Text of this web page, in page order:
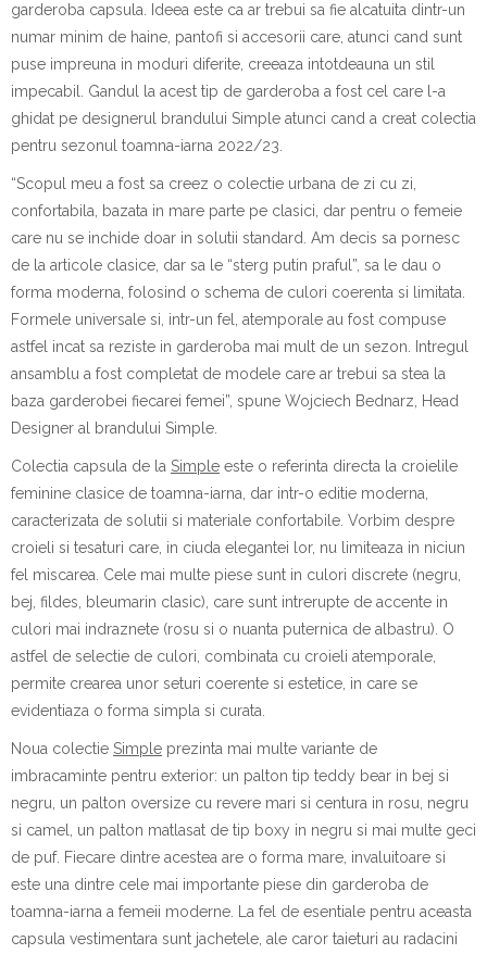
garderoba capsula. Ideea este ca ar trebui sa fie alcatuita dintr-un
numar minim de haine, pantofi si accesorii care, atunci cand sunt
puse impreuna in moduri diferite, creeaza intotdeauna un stil
impecabil. Gandul la acest tip de garderoba a fost cel care l-a
ghidat pe designerul brandului Simple atunci cand a creat colectia
pentru sezonul toamna-iarna 2022/23.
“Scopul meu a fost sa creez o colectie urbana de zi cu zi,
confortabila, bazata in mare parte pe clasici, dar pentru o femeie
care nu se inchide doar in solutii standard. Am decis sa pornesc
de la articole clasice, dar sa le “sterg putin praful”, sa le dau o
forma moderna, folosind o schema de culori coerenta si limitata.
Formele universale si, intr-un fel, atemporale au fost compuse
astfel incat sa reziste in garderoba mai mult de un sezon. Intregul
ansamblu a fost completat de modele care ar trebui sa stea la
baza garderobei fiecarei femei” , spune Wojciech Bednarz, Head
Designer al brandului Simple.
Colectia capsula de la Simple este o referinta directa la croielile
feminine clasice de toamna-iarna, dar intr-o editie moderna,
caracterizata de solutii si materiale confortabile. Vorbim despre
croieli si tesaturi care, in ciuda elegantei lor, nu limiteaza in niciun
fel miscarea. Cele mai multe piese sunt in culori discrete (negru,
bej, fildes, bleumarin clasic), care sunt intrerupte de accente in
culori mai indraznete (rosu si o nuanta puternica de albastru). O
astfel de selectie de culori, combinata cu croieli atemporale,
permite crearea unor seturi coerente si estetice, in care se
evidentiaza o forma simpla si curata.
Noua colectie Simple prezinta mai multe variante de
imbracaminte pentru exterior: un palton tip teddy bear in bej si
negru, un palton oversize cu revere mari si centura in rosu, negru
si camel, un palton matlasat de tip boxy in negru si mai multe geci
de puf. Fiecare dintre acestea are o forma mare, invaluitoare si
este una dintre cele mai importante piese din garderoba de
toamna-iarna a femeii moderne. La fel de esentiale pentru aceasta
capsula vestimentara sunt jachetele, ale caror taieturi au radacini